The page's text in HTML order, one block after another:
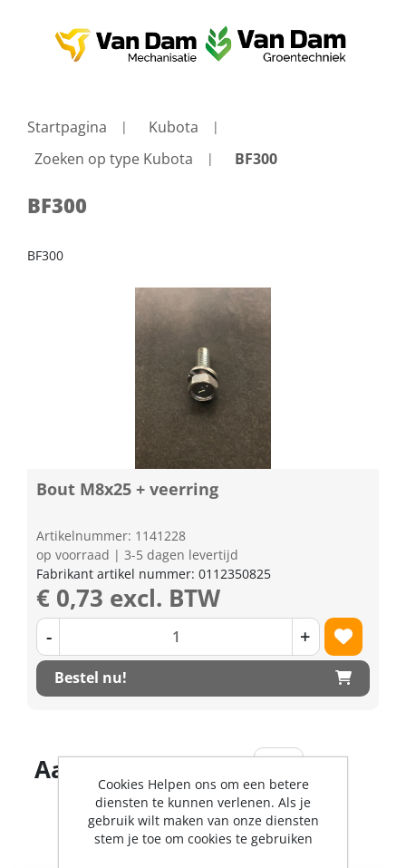
Startpagina
Kubota
Zoeken op type Kubota
BF300
BF300
BF300
Bout M8x25 + veerring
Artikelnummer: 1141228
op voorraad | 3-5 dagen levertijd
Fabrikant artikel nummer: 0112350825
€ 0,73 excl. BTW
- +
Bestel nu!
Aantal producten
Cookies Helpen ons om een betere
diensten te kunnen verlenen. Als je
gebruik wilt maken van onze diensten
stem je toe om cookies te gebruiken